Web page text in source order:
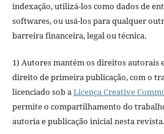
indexação, utilizá-los como dados de
softwares, ou usá-los para qualquer
barreira financeira, legal ou técnica.
1) Autores mantém os direitos autorais
direito de primeira publicação, com o
licenciado sob aLicença Creative
permite o compartilhamento do
autoria e publicação inicial nesta revista.